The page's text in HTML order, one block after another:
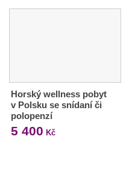
Horský wellness pobyt
v Polsku se snídaní či
polopenzí
5 400 Kč